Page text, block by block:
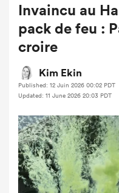
Invaincu au
pack de feu :
croire
Kim Ekin
Published: 12 Juin 2026 00:02 PDT
Updated: 11 June 2026 20:03 PDT